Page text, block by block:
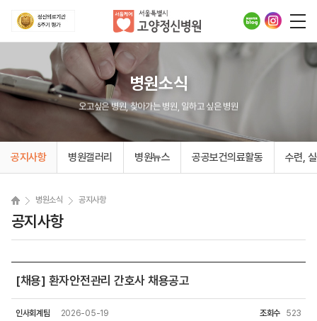
병원소식
오고싶은 병원, 찾아가는 병원, 일하고 싶은 병원
공지사항 병원갤러리 병원뉴스 공공보건의료활동 수련,
공지사항
병원소식 공지사항
[채용] 환자안전관리 간호사 채용공고
인사회계팀 2026-05-19 조회수 523